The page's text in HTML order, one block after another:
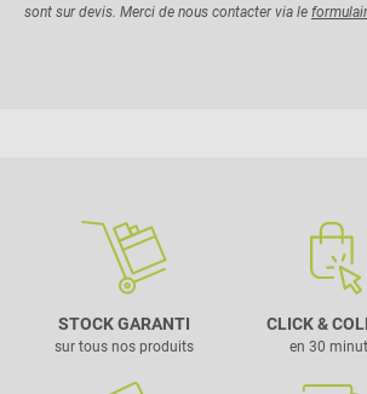
sont sur devis. Merci de nous contacter via le
STOCK GARANTI
sur tous nos produits
CLICK &
en 30